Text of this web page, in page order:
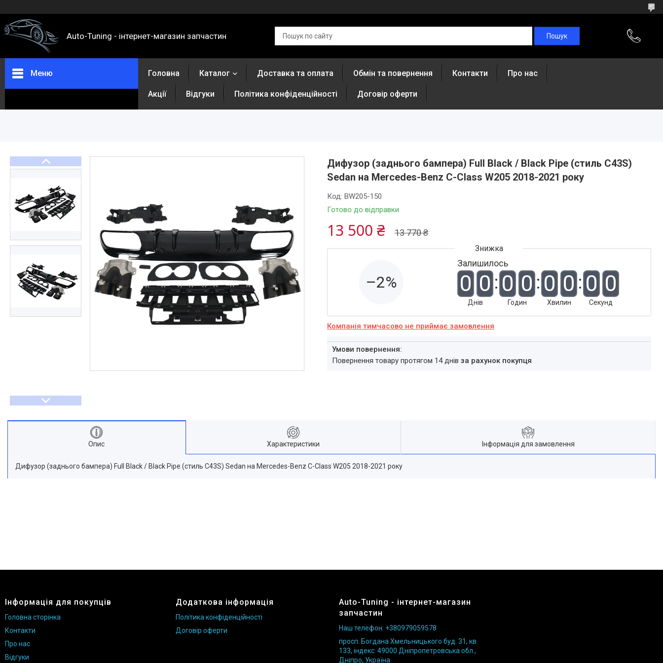
Auto-Tuning - інтернет-магазин запчастин
Меню
Повернення та обмін
Акції
Політика конфіденційності
Головна Каталог Доставка та оплата Обмін та повернення Контакти Про нас
Акції Відгуки Політика конфіденційності Договір оферти
Дифузор (заднього бампера) Full Black / Black Pipe (стиль C43S)
Sedan на Mercedes-Benz C-Class W205 2018-2021 року
Готово до відправки
Код: BW205-150
13 770 ₴
13 500 ₴
–2%
Залишилось
0 0
Днів
0 0
Годин
0 0
Хвилин
0 0
Секунд
Компанія тимчасово не приймає замовлення
повернення товару протягом 14 днів за рахунок покупця
Опис Характеристики Інформація для замовлення
Дифузор (заднього бампера) Full Black / Black Pipe (стиль C43S) Sedan на Mercedes-Benz C-Class W205 2018-2021 року
Інформація для покупців
Головна сторінка
Контакти
Про нас
Відгуки
Додаткова інформація
Політика конфіденційності
Договір оферти
Auto-Tuning - інтернет-магазин
запчастин
Наш телефон: +380979059578
просп. Богдана Хмельницького буд. 31, кв.
133, індекс: 49000 Дніпропетровська обл.,
Дніпро, Україна